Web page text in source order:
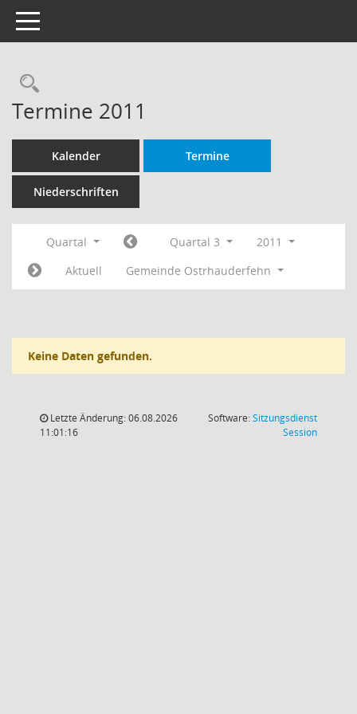
Toggle navigation
Rechercheauswahl
Termine 2011
Kalender Termine
Niederschriften
Quartal Quartal 3
2011
Aktuell
Gemeinde Ostrhauderfehn
Keine Daten gefunden.
Letzte Änderung: 06.08.2026
11:01:16
Software:Sitzungsdienst
Session(Wird in